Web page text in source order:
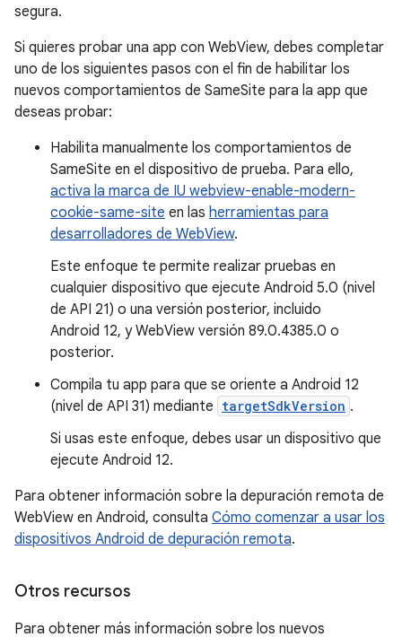
segura.
Si quieres probar una app con WebView, debes completar
uno de los siguientes pasos con el fin de habilitar los
nuevos comportamientos de SameSite para la app que
deseas probar:
Habilita manualmente los comportamientos de
SameSite en el dispositivo de prueba. Para ello,
activa la marca de IU webview-enable-modern-
cookie-same-site en las herramientas para
desarrolladores de WebView.
Este enfoque te permite realizar pruebas en
cualquier dispositivo que ejecute Android 5.0 (nivel
de API 21) o una versión posterior, incluido
Android 12, y WebView versión 89.0.4385.0 o
posterior.
Compila tu app para que se oriente a Android 12
(nivel de API 31) mediante targetSdkVersion .
Si usas este enfoque, debes usar un dispositivo que
ejecute Android 12.
Para obtener información sobre la depuración remota de
WebView en Android, consulta Cómo comenzar a usar los
dispositivos Android de depuración remota.
Otros recursos
Para obtener más información sobre los nuevos